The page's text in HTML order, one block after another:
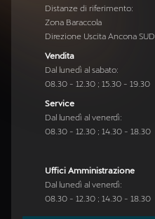
Distanze di riferimento:
Zona Baraccola
Direzione Uscita Ancona SUD
Vendita
Dal lunedì al sabato:
08.30 - 12.30 ; 15.30 - 19.30
Service
Dal lunedì al venerdì:
08.30 - 12.30 ; 14.30 - 18.30
Uffici Amministrazione
Dal lunedì al venerdì:
08.30 - 12.30 ; 14.30 - 18.30